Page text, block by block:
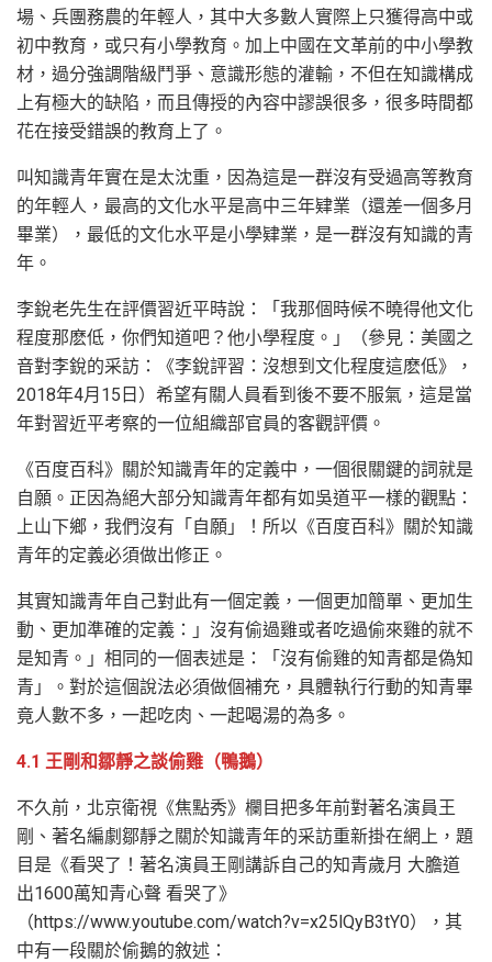
場、兵團務農的年輕人，其中大多數人實際上只獲得高中或
初中教育，或只有小學教育。加上中國在文革前的中小學教
材，過分強調階級鬥爭、意識形態的灌輸，不但在知識構成
上有極大的缺陷，而且傳授的內容中謬誤很多，很多時間都
花在接受錯誤的教育上了。
叫知識青年實在是太沈重，因為這是一群沒有受過高等教育
的年輕人，最高的文化水平是高中三年肄業（還差一個多月
畢業），最低的文化水平是小學肄業，是一群沒有知識的青
年。
李銳老先生在評價習近平時說：「我那個時候不曉得他文化
程度那麽低，你們知道吧？他小學程度。」（參見：美國之
音對李銳的采訪：《李銳評習：沒想到文化程度這麽低》，
2018年4月15日）希望有關人員看到後不要不服氣，這是當
年對習近平考察的一位組織部官員的客觀評價。
《百度百科》關於知識青年的定義中，一個很關鍵的詞就是
自願。正因為絕大部分知識青年都有如吳道平一樣的觀點：
上山下鄉，我們沒有「自願」！所以《百度百科》關於知識
青年的定義必須做出修正。
其實知識青年自己對此有一個定義，一個更加簡單、更加生
動、更加準確的定義：」沒有偷過雞或者吃過偷來雞的就不
是知青。」相同的一個表述是：「沒有偷雞的知青都是偽知
青」。對於這個說法必須做個補充，具體執行行動的知青畢
竟人數不多，一起吃肉、一起喝湯的為多。
4.1 王剛和鄒靜之談偷雞（鴨鵝）
不久前，北京衛視《焦點秀》欄目把多年前對著名演員王
剛、著名編劇鄒靜之關於知識青年的采訪重新掛在網上，題
目是《看哭了！著名演員王剛講訴自己的知青歲月 大膽道
出1600萬知青心聲 看哭了》
（https://www.youtube.com/watch?v=x25lQyB3tY0），其
中有一段關於偷鵝的敘述：